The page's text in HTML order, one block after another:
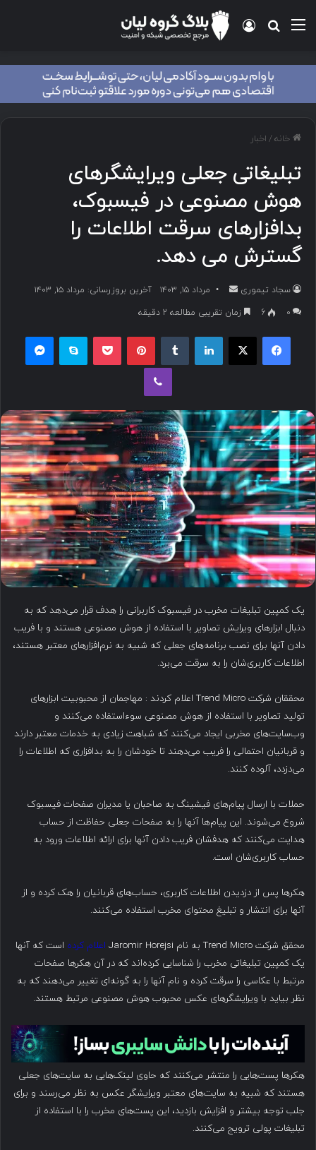
منو جستجو برای
ورود
خانه/ اخبار
تبلیغاتی جعلی ویرایشگرهای
هوش مصنوعی در فیسبوک،
بدافزارهای سرقت اطلاعات را
گسترش می دهد.
سجاد تیموری
ا
ا
ی
م
ی
ل
مرداد ۱۵, ۱۴۰۳
آخرین بروزرسانی: مرداد ۱۵, ۱۴۰۳
۰
6 زمان تقریبی مطالعه 2 دقیقه
فیسبوک ایکس لینکداین پینتریست پاکت اسکایپ
وایبر
یک کمپین تبلیغات مخرب در فیسبوک کاربرانی را هدف قرار می‌دهد که به
دنبال ابزارهای ویرایش تصاویر با استفاده از هوش مصنوعی هستند و با فریب
دادن آنها برای نصب برنامه‌های جعلی که شبیه به نرم‌افزارهای معتبر هستند،
اطلاعات کاربری‌شان را به سرقت می‌برد.
محققان شرکت Trend Micro اعلام کردند : مهاجمان از محبوبیت ابزارهای
تولید تصاویر با استفاده از هوش مصنوعی سوءاستفاده می‌کنند و
وب‌سایت‌های مخربی ایجاد می‌کنند که شباهت زیادی به خدمات معتبر دارند
و قربانیان احتمالی را فریب می‌دهند تا خودشان را به بدافزاری که اطلاعات را
می‌دزدد، آلوده کنند.
حملات با ارسال پیام‌های فیشینگ به صاحبان یا مدیران صفحات فیسبوک
شروع می‌شوند. این پیام‌ها آنها را به صفحات جعلی حفاظت از حساب
هدایت می‌کنند که هدفشان فریب دادن آنها برای ارائه اطلاعات ورود به
حساب کاربری‌شان است.
هکرها پس از دزدیدن اطلاعات کاربری، حساب‌های قربانیان را هک کرده و از
آنها برای انتشار و تبلیغ محتوای مخرب استفاده می‌کنند.
محقق شرکت Trend Micro به نام Jaromir Horejsi اعلام کرده است که آنها
یک کمپین تبلیغاتی مخرب را شناسایی کرده‌اند که در آن هکرها صفحات
مرتبط با عکاسی را سرقت کرده و نام آنها را به گونه‌ای تغییر می‌دهند که به
نظر بیاید با ویرایشگرهای عکس محبوب هوش مصنوعی مرتبط هستند.
هکرها پست‌هایی را منتشر می‌کنند که حاوی لینک‌هایی به سایت‌های جعلی
هستند که شبیه به سایت‌های معتبر ویرایشگر عکس به نظر می‌رسند و برای
جلب توجه بیشتر و افزایش بازدید، این پست‌های مخرب را با استفاده از
تبلیغات پولی ترویج می‌کنند.